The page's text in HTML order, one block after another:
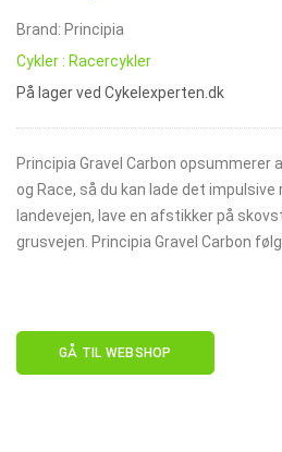
Brand: Principia
Cykler : Racercykler
På lager ved Cykelexperten.dk
Principia Gravel Carbon opsummerer
og Race, så du kan lade det
landevejen, lave en afstikker på
grusvejen. Principia Gravel Carbon
GÅ TIL WEBSHOP